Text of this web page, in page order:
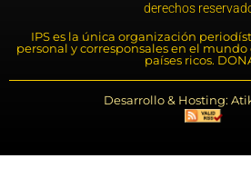
derechos
IPS es la única organización
personal y corresponsales en el
países ricos.
Desarrollo & Hosting: